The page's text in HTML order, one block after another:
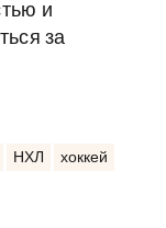
и
за
НХЛ
хоккей